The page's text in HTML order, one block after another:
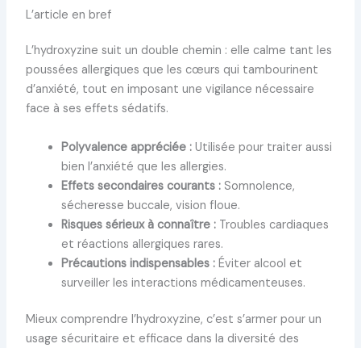
L’article en bref
L’hydroxyzine suit un double chemin : elle calme tant les
poussées allergiques que les cœurs qui tambourinent
d’anxiété, tout en imposant une vigilance nécessaire
face à ses effets sédatifs.
Polyvalence appréciée :Utilisée pour traiter aussi
bien l’anxiété que les allergies.
Effets secondaires courants :Somnolence,
sécheresse buccale, vision floue.
Risques sérieux à connaître :Troubles cardiaques
et réactions allergiques rares.
Précautions indispensables :Éviter alcool et
surveiller les interactions médicamenteuses.
Mieux comprendre l’hydroxyzine, c’est s’armer pour un
usage sécuritaire et efficace dans la diversité des